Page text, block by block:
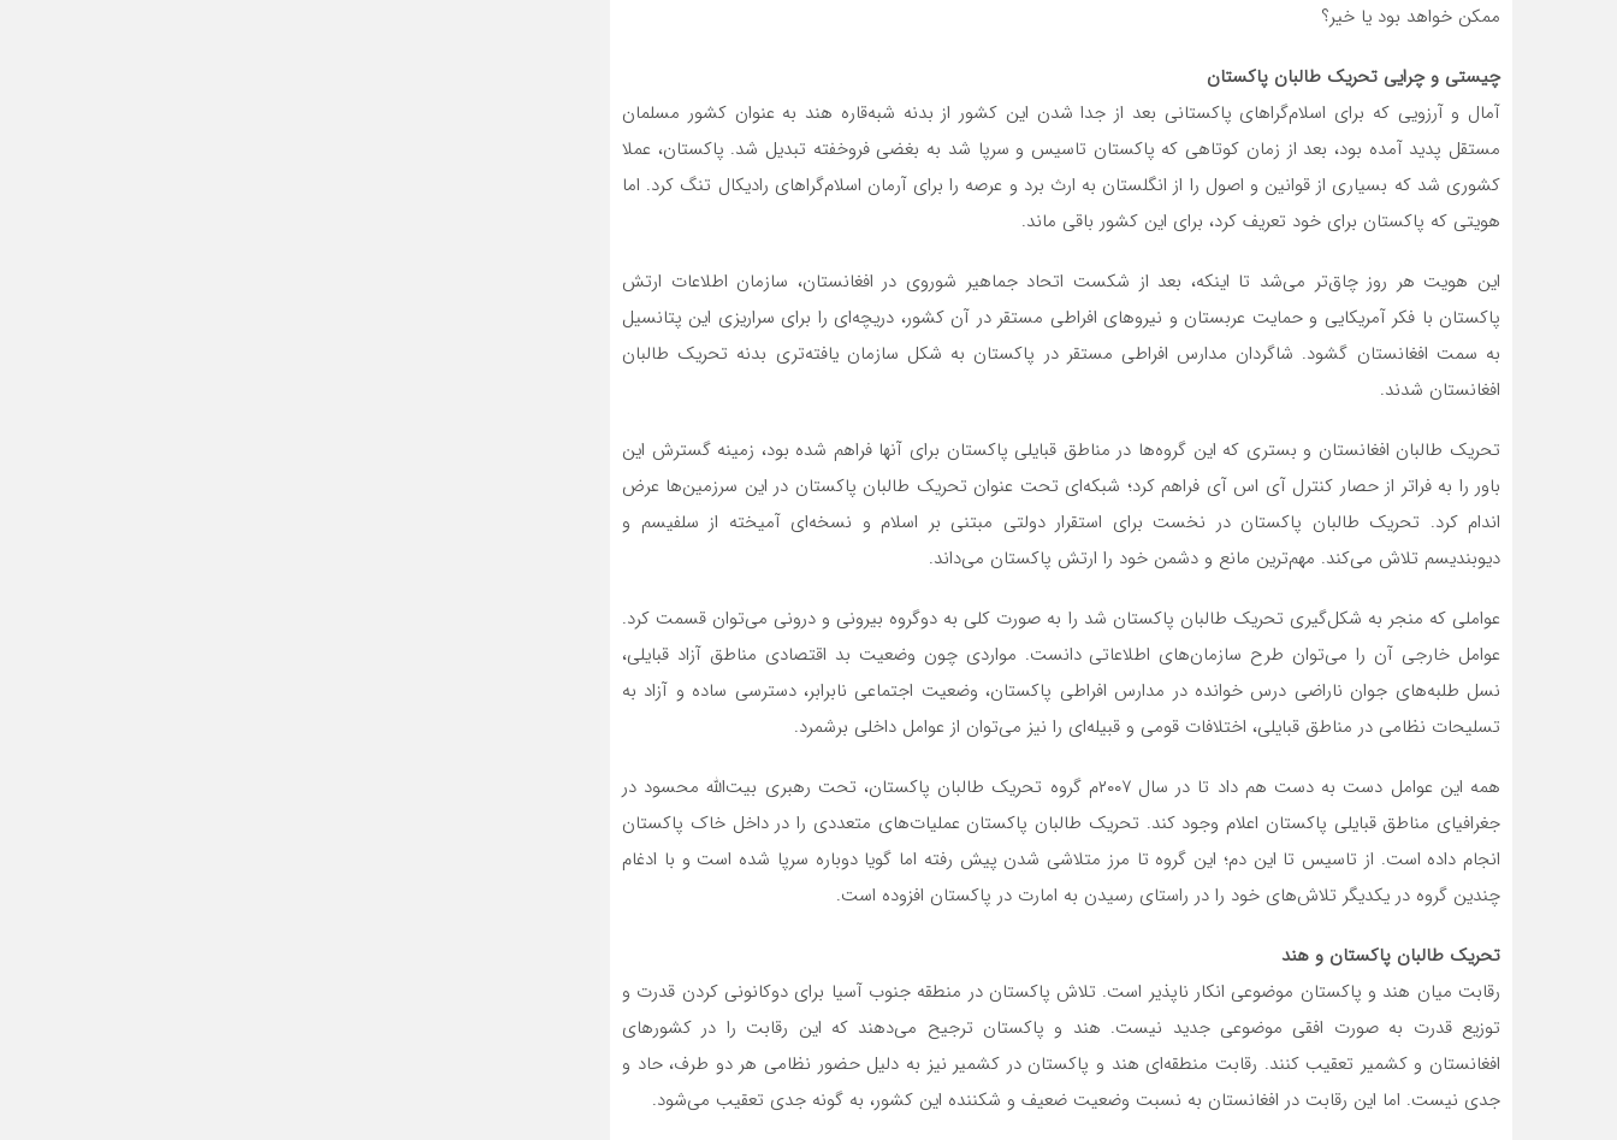
ممکن خواهد بود یا خیر؟
چیستی و چرایی تحریک طالبان پاکستان
آمال و آرزویی که برای اسلام‌گراهای پاکستانی بعد از جدا شدن این کشور از بدنه شبه‌قاره هند به عنوان کشور مسلمان
مستقل پدید آمده بود، بعد از زمان کوتاهی که پاکستان تاسیس و سرپا شد به بغضی فروخفته تبدیل شد. پاکستان، عملا
کشوری شد که بسیاری از قوانین و اصول را از انگلستان به ارث برد و عرصه را برای آرمان اسلام‌گراهای رادیکال تنگ‌ کرد. اما
هویتی که پاکستان برای خود تعریف کرد، برای این کشور باقی ماند.
این هویت هر روز چاق‌تر می‌شد تا اینکه، بعد از شکست اتحاد جماهیر شوروی در افغانستان،‌ سازمان اطلاعات ارتش
پاکستان با فکر آمریکایی و حمایت عربستان و نیروهای افراطی مستقر در آن کشور، دریچه‌ای را برای سراریزی این پتانسیل
به سمت افغانستان گشود. شاگردان مدارس افراطی مستقر در پاکستان به شکل سازمان یافته‌تری بدنه تحریک طالبان
افغانستان شدند.
تحریک طالبان افغانستان و بستری که این گروه‌ها در مناطق قبایلی پاکستان برای‌ آنها فراهم شده بود، زمینه گسترش این
باور را به فراتر از حصار کنترل آی اس آی فراهم کرد؛ شبکه‌ای تحت عنوان تحریک طالبان پاکستان در این سرزمین‌ها عرض
اندام کرد. تحریک طالبان پاکستان در نخست برای استقرار دولتی مبتنی بر اسلام و نسخه‌ای آمیخته از سلفیسم و
دیوبندیسم تلاش می‌کند. مهم‌ترین مانع و دشمن خود را ارتش پاکستان می‌داند.
عواملی که منجر به شکل‌گیری تحریک طالبان پاکستان شد را به صورت کلی به دوگروه بیرونی و درونی می‌توان قسمت کرد.
عوامل خارجی آن را می‌توان طرح سازمان‌های اطلاعاتی دانست. مواردی چون وضعیت بد اقتصادی مناطق آزاد قبایلی،
نسل طلبه‌های جوان ناراضی درس خوانده در مدارس افراطی پاکستان، وضعیت اجتماعی نابرابر، دسترسی ساده و آزاد به
تسلیحات نظامی در مناطق قبایلی،‌ اختلافات قومی و قبیله‌ای را نیز می‌توان از عوامل داخلی برشمرد.
همه این عوامل دست به دست هم داد تا در سال ۲۰۰۷م گروه تحریک طالبان پاکستان،‌ تحت رهبری بیت‌الله محسود در
جغرافیای مناطق قبایلی پاکستان اعلام وجود کند. تحریک طالبان پاکستان عملیات‌های متعددی را در داخل خاک پاکستان
انجام داده است. ‌از تاسیس تا این دم؛ این گروه تا مرز متلاشی شدن پیش رفته‌ اما گویا دوباره سرپا شده است و با ادغام
چندین گروه در یکدیگر تلاش‌‌های خود را در راستای رسیدن به امارت در پاکستان افزوده است.
تحریک طالبان پاکستان و هند
رقابت میان هند و پاکستان موضوعی انکار ناپذیر است. تلاش پاکستان در منطقه جنوب آسیا برای دوکانونی کردن قدرت و
توزیع قدرت به صورت افقی موضوعی جدید نیست. هند و پاکستان ترجیح می‌دهند که این رقابت را در کشورهای
افغانستان و کشمیر تعقیب کنند. رقابت منطقه‌ای هند و پاکستان در کشمیر نیز به دلیل حضور نظامی هر دو طرف، حاد و
جدی نیست. اما این رقابت در افغانستان به نسبت وضعیت ضعیف و شکننده این کشور، به گونه جدی تعقیب می‌شود.